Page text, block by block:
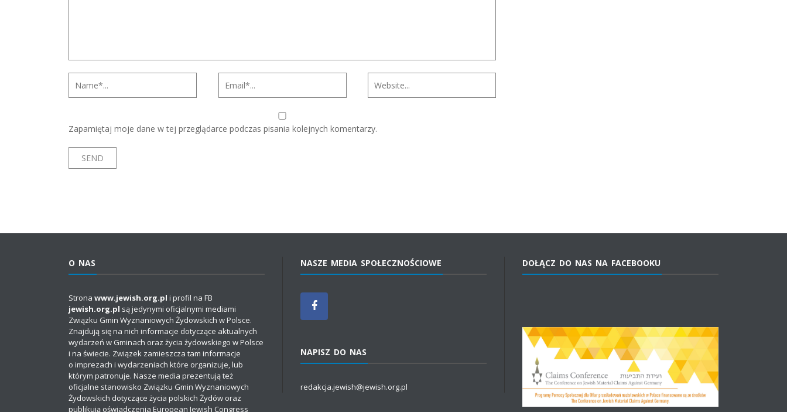
Zapamiętaj moje dane w tej przeglądarce podczas pisania kolejnych komentarzy.
O NAS
Strona www.jewish.org.pl i profil na FB
jewish.org.pl są jedynymi oficjalnymi mediami
Związku Gmin Wyznaniowych Żydowskich w Polsce.
Znajdują się na nich informacje dotyczące aktualnych
wydarzeń w Gminach oraz życia żydowskiego w Polsce
i na świecie. Związek zamieszcza tam informacje
o imprezach i wydarzeniach które organizuje, lub
którym patronuje. Nasze media prezentują też
oficjalne stanowisko Związku Gmin Wyznaniowych
Żydowskich dotyczące życia polskich Żydów oraz
publikują oświadczenia European Jewish Congress
NASZE MEDIA SPOŁECZNOŚCIOWE
NAPISZ DO NAS
redakcja.jewish@jewish.org.pl
DOŁĄCZ DO NAS NA FACEBOOKU